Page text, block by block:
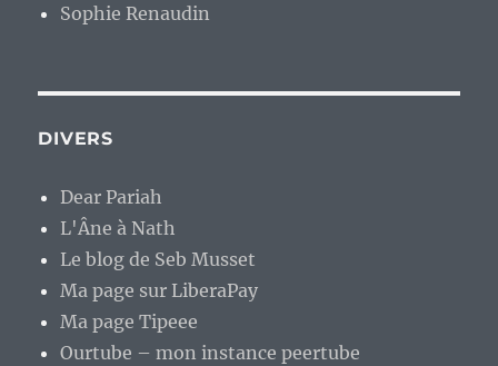
Sophie Renaudin
DIVERS
Dear Pariah
L'Âne à Nath
Le blog de Seb Musset
Ma page sur LiberaPay
Ma page Tipeee
Ourtube – mon instance peertube